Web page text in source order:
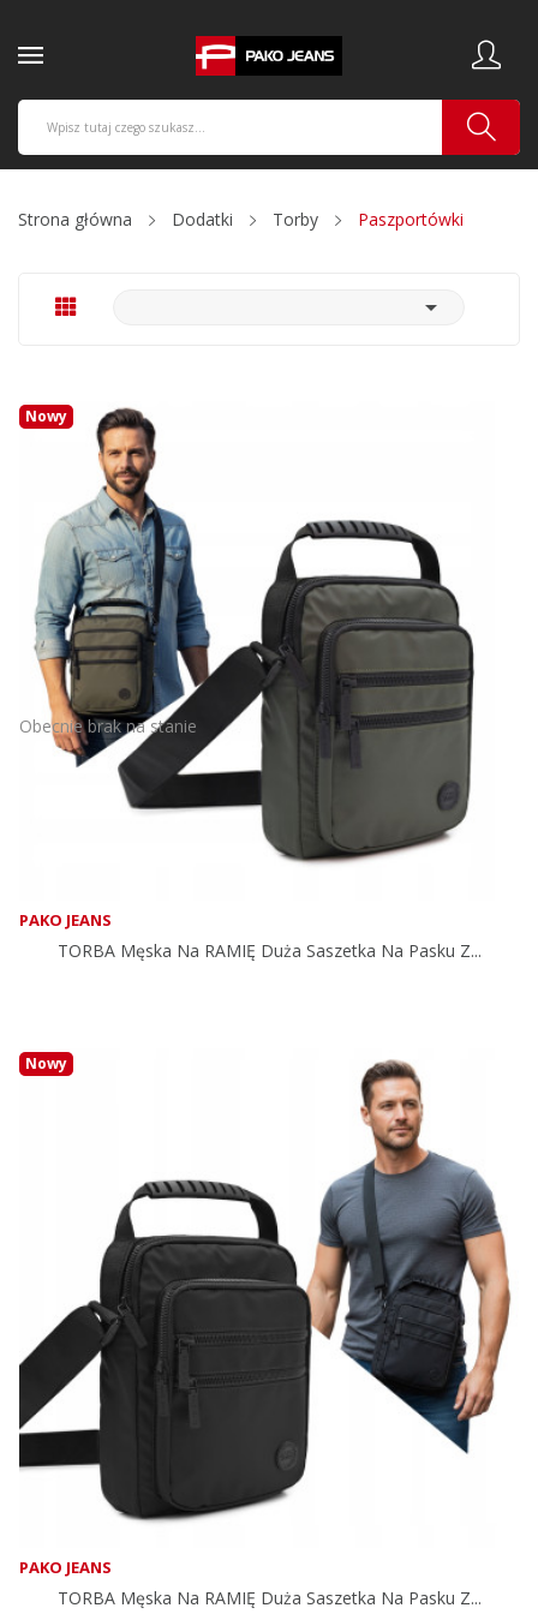
Strona główna Dodatki Torby Paszportówki

Nowy
Obecnie brak na stanie
PAKO JEANS
TORBA Męska Na RAMIĘ Duża Saszetka Na Pasku Z...
Nowy
PAKO JEANS
TORBA Męska Na RAMIĘ Duża Saszetka Na Pasku Z...